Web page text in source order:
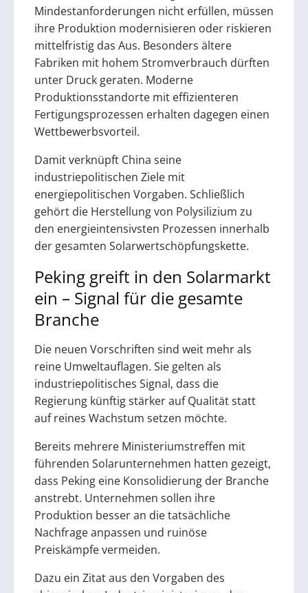
Mindestanforderungen nicht erfüllen, müssen
ihre Produktion modernisieren oder riskieren
mittelfristig das Aus. Besonders ältere
Fabriken mit hohem Stromverbrauch dürften
unter Druck geraten. Moderne
Produktionsstandorte mit effizienteren
Fertigungsprozessen erhalten dagegen einen
Wettbewerbsvorteil.
Damit verknüpft China seine
industriepolitischen Ziele mit
energiepolitischen Vorgaben. Schließlich
gehört die Herstellung von Polysilizium zu
den energieintensivsten Prozessen innerhalb
der gesamten Solarwertschöpfungskette.
Peking greift in den Solarmarkt
ein – Signal für die gesamte
Branche
Die neuen Vorschriften sind weit mehr als
reine Umweltauflagen. Sie gelten als
industriepolitisches Signal, dass die
Regierung künftig stärker auf Qualität statt
auf reines Wachstum setzen möchte.
Bereits mehrere Ministeriumstreffen mit
führenden Solarunternehmen hatten gezeigt,
dass Peking eine Konsolidierung der Branche
anstrebt. Unternehmen sollen ihre
Produktion besser an die tatsächliche
Nachfrage anpassen und ruinöse
Preiskämpfe vermeiden.
Dazu ein Zitat aus den Vorgaben des